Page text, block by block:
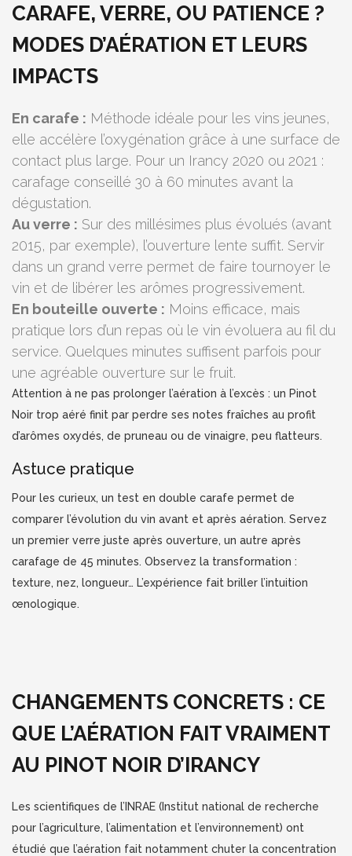
CARAFE, VERRE, OU PATIENCE ?
MODES D’AÉRATION ET LEURS
IMPACTS
En carafe : Méthode idéale pour les vins jeunes,
elle accélère l’oxygénation grâce à une surface de
contact plus large. Pour un Irancy 2020 ou 2021 :
carafage conseillé 30 à 60 minutes avant la
dégustation.
Au verre : Sur des millésimes plus évolués (avant
2015, par exemple), l’ouverture lente suffit. Servir
dans un grand verre permet de faire tournoyer le
vin et de libérer les arômes progressivement.
En bouteille ouverte : Moins efficace, mais
pratique lors d’un repas où le vin évoluera au fil du
service. Quelques minutes suffisent parfois pour
une agréable ouverture sur le fruit.
Attention à ne pas prolonger l’aération à l’excès : un Pinot
Noir trop aéré finit par perdre ses notes fraîches au profit
d’arômes oxydés, de pruneau ou de vinaigre, peu flatteurs.
Astuce pratique
Pour les curieux, un test en double carafe permet de
comparer l’évolution du vin avant et après aération. Servez
un premier verre juste après ouverture, un autre après
carafage de 45 minutes. Observez la transformation :
texture, nez, longueur… L’expérience fait briller l’intuition
œnologique.
CHANGEMENTS CONCRETS : CE
QUE L’AÉRATION FAIT VRAIMENT
AU PINOT NOIR D’IRANCY
Les scientifiques de l’INRAE (Institut national de recherche
pour l’agriculture, l’alimentation et l’environnement) ont
étudié que l’aération fait notamment chuter la concentration